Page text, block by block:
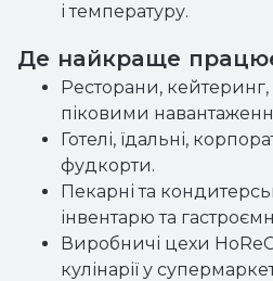
і температуру.
Де найкраще
Ресторани, кейтеринг,
піковими
Готелі, їдальні,
фудкорти.
Пекарні та
інвентарю та
Виробничі цехи
кулінарії у